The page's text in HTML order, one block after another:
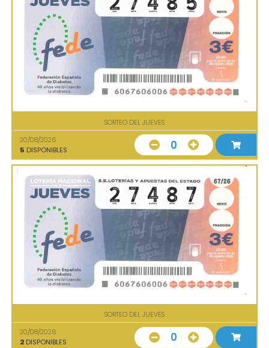
SORTEO DEL JUEVES
20/08/2026
5 DISPONIBLES 0
SORTEO DEL JUEVES
20/08/2026
2 DISPONIBLES 0